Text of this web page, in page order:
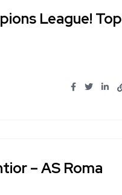
League! Top
– AS Roma